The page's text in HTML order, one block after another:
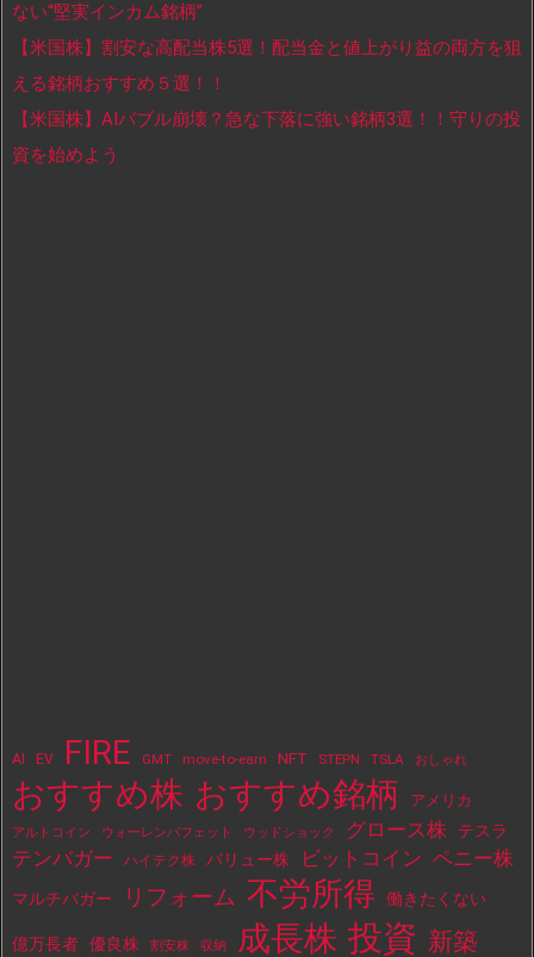
ない“堅実インカム銘柄”
【米国株】割安な高配当株5選！配当金と値上がり益の両方を狙
える銘柄おすすめ５選！！
【米国株】AIバブル崩壊？急な下落に強い銘柄3選！！守りの投
資を始めよう
AI EV FIRE GMT move-to-earn NFT STEPN TSLA おしゃれ
おすすめ株 おすすめ銘柄 アメリカ
アルトコイン ウォーレンバフェット ウッドショック グロース株 テスラ
テンバガー ハイテク株 バリュー株 ビットコイン ペニー株
マルチバガー リフォーム 不労所得 働きたくない
億万長者 優良株 割安株 収納 成長株 投資 新築